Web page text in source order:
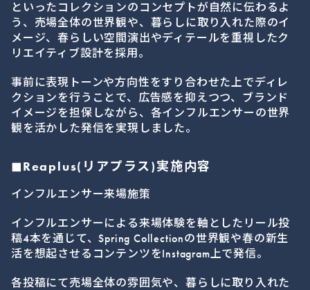
といったコレクションのコンセプトが自然に伝わるよ
う、売場全体の世界観や、暮らしに取り入れた際のイ
メージ、春らしい空間演出やディテールを重視したク
リエイティブ設計を採用。
事前に表現トーンや方向性をすり合わせた上でディレ
クションを行うことで、広告感を抑えつつ、ブランド
イメージを担保しながら、各インフルエンサーの世界
観を活かした発信を実現しました。
◼︎Reaplus(リアプラス)実施内容
インフルエンサー来場施策
インフルエンサーによる来場体験を軸としたリール投
稿4本を通じて、Spring Collectionの世界観や春の新生
活を想起させるコンテンツをInstagram上で発信。
各投稿にて売場全体の雰囲気や、暮らしに取り入れた